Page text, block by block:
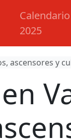
Calendario
2025
ascensores y